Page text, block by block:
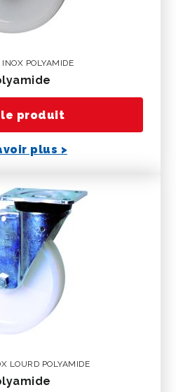
POLYAMIDE
le produit
plus >
LOURD POLYAMIDE